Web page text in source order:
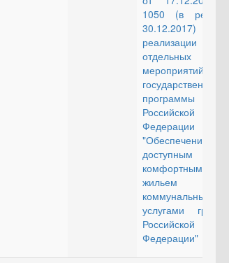
1050 (в ред. от
30.12.2017) "О
реализации
отдельных
мероприятий
государственной
программы
Российской
Федерации
"Обеспечение
доступным и
комфортным
жильем и
коммунальными
услугами граждан
Российской
Федерации"